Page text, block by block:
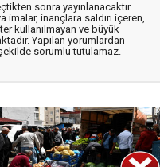
sonra yayınlanacaktır.
inançlara saldırı içeren,
kullanılmayan ve büyük
Yapılan yorumlardan
sorumlu tutulamaz.